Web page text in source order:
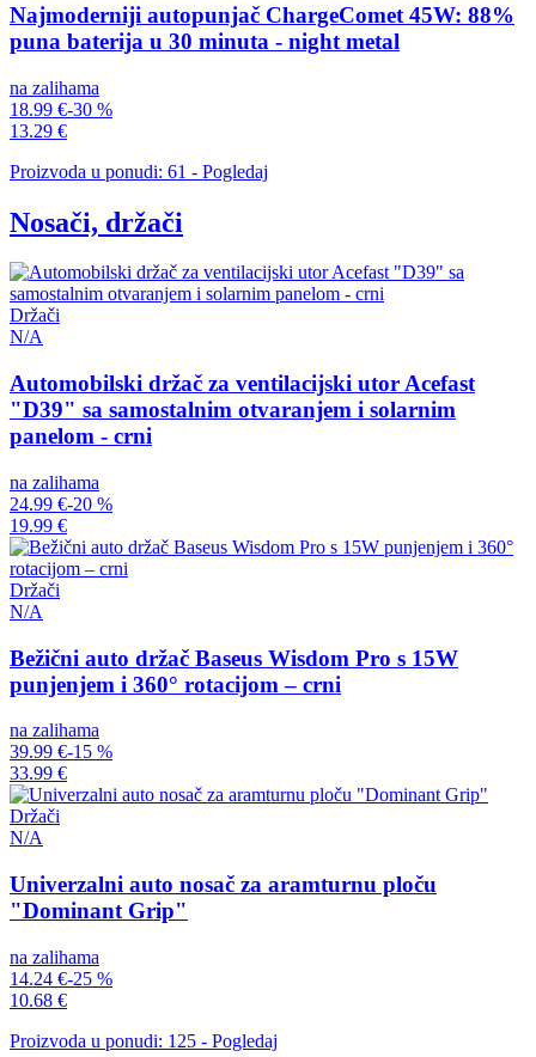
Najmoderniji autopunjač ChargeComet 45W: 88%
puna baterija u 30 minuta - night metal
na zalihama
18.99 €-30 %
13.29 €
Proizvoda u ponudi: 61 - Pogledaj
Nosači, držači
Držači
N/A
Automobilski držač za ventilacijski utor Acefast
"D39" sa samostalnim otvaranjem i solarnim
panelom - crni
na zalihama
24.99 €-20 %
19.99 €
Držači
N/A
Bežični auto držač Baseus Wisdom Pro s 15W
punjenjem i 360° rotacijom – crni
na zalihama
39.99 €-15 %
33.99 €
Držači
N/A
Univerzalni auto nosač za aramturnu ploču
"Dominant Grip"
na zalihama
14.24 €-25 %
10.68 €
Proizvoda u ponudi: 125 - Pogledaj